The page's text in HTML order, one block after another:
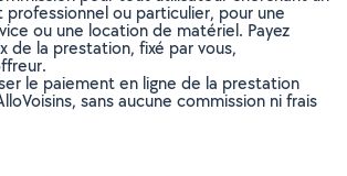
professionnel ou particulier, pour une
ou une location de matériel. Payez
de la prestation, fixé par vous,
le paiement en ligne de la prestation
sans aucune commission ni frais